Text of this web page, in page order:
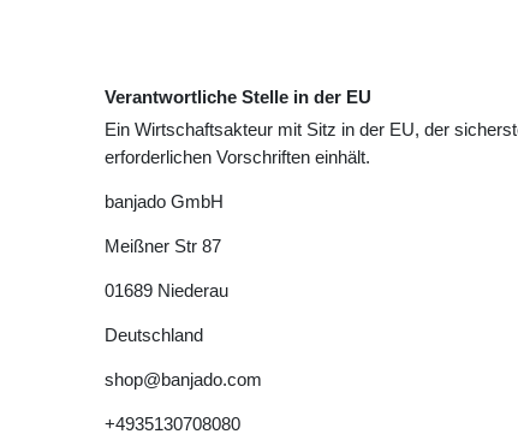
Verantwortliche Stelle in der EU
Ein Wirtschaftsakteur mit Sitz in der EU, der
erforderlichen Vorschriften einhält.
banjado GmbH
Meißner Str 87
01689 Niederau
Deutschland
shop@banjado.com
+4935130708080